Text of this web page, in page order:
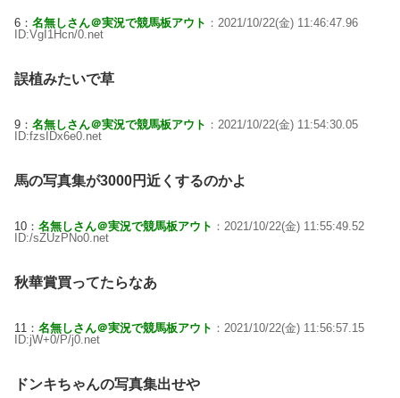
6： 名無しさん＠実況で競馬板アウト ：2021/10/22(金) 11:46:47.96
ID:VgI1Hcn/0.net
誤植みたいで草
9： 名無しさん＠実況で競馬板アウト ：2021/10/22(金) 11:54:30.05
ID:fzsIDx6e0.net
馬の写真集が3000円近くするのかよ
10： 名無しさん＠実況で競馬板アウト ：2021/10/22(金) 11:55:49.52
ID:/sZUzPNo0.net
秋華賞買ってたらなあ
11： 名無しさん＠実況で競馬板アウト ：2021/10/22(金) 11:56:57.15
ID:jW+0/P/j0.net
ドンキちゃんの写真集出せや